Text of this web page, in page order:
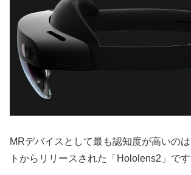
MRデバイスとして最も認知度が高いの
トからリリースされた「Hololens2」です